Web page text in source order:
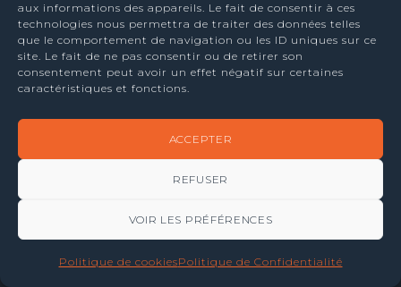
aux informations des appareils. Le fait de consentir à ces
technologies nous permettra de traiter des données telles
que le comportement de navigation ou les ID uniques sur ce
site. Le fait de ne pas consentir ou de retirer son
consentement peut avoir un effet négatif sur certaines
caractéristiques et fonctions.
ACCEPTER
REFUSER
VOIR LES PRÉFÉRENCES
Politique de cookiesPolitique de Confidentialité
TVA BE-0521.787.348
NOS RÉALISATIONS sur
acebook
CONTACTvia notre formulaire
|POLITIQUE DE CONFIDENTIALITÉ